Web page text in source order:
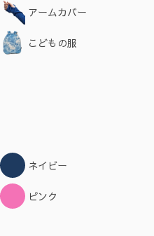
アームカバー
こどもの服
ネイビー
ピンク